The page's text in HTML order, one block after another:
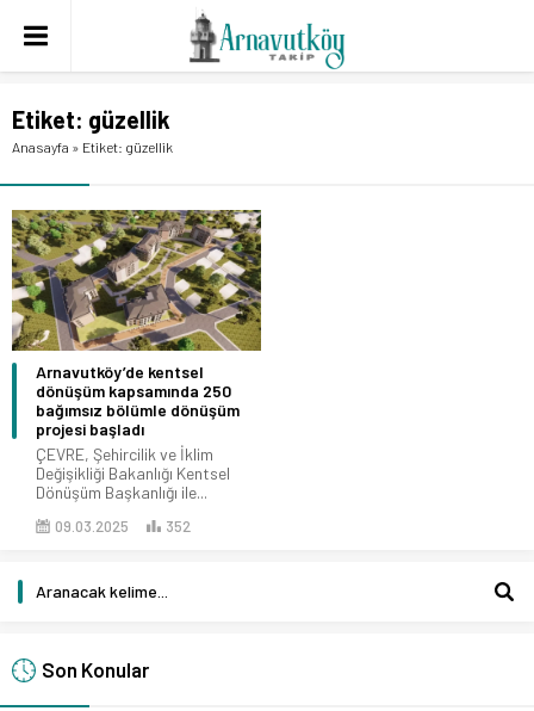
Etiket: güzellik
Anasayfa » Etiket: güzellik
Arnavutköy’de kentsel
dönüşüm kapsamında 250
bağımsız bölümle dönüşüm
projesi başladı
ÇEVRE, Şehircilik ve İklim
Değişikliği Bakanlığı Kentsel
Dönüşüm Başkanlığı ile...
09.03.2025 352
Son Konular